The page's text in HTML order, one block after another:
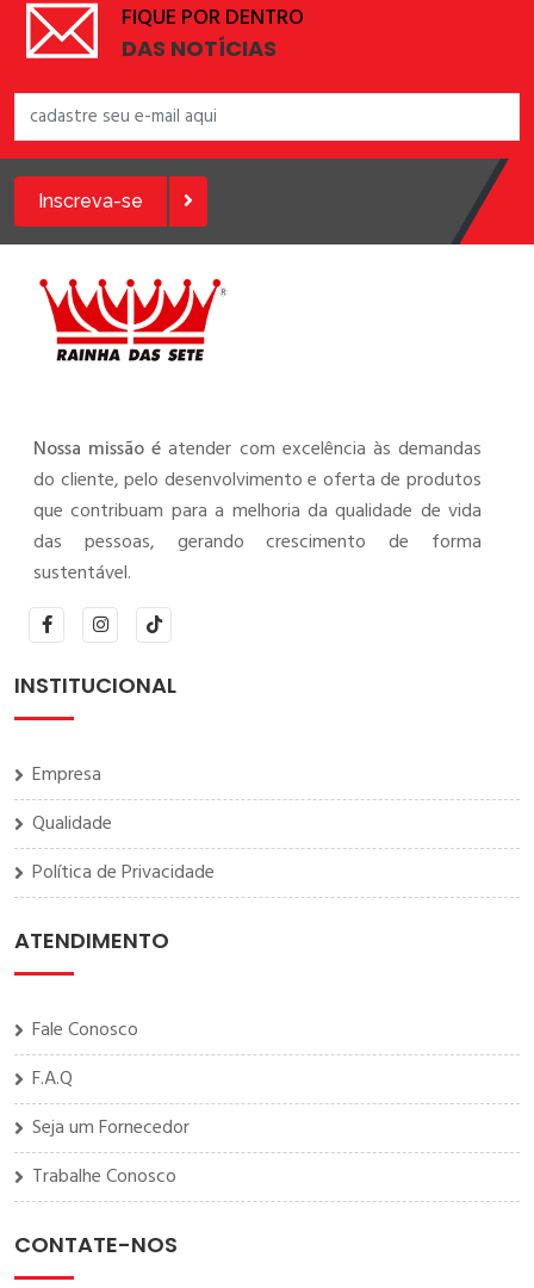
FIQUE POR DENTRO
DAS NOTÍCIAS
Inscreva-se
Nossa missão é atender com excelência às demandas
do cliente, pelo desenvolvimento e oferta de produtos
que contribuam para a melhoria da qualidade de vida
das pessoas, gerando crescimento de forma
sustentável.
INSTITUCIONAL
Empresa
Qualidade
Política de Privacidade
ATENDIMENTO
Fale Conosco
F.A.Q
Seja um Fornecedor
Trabalhe Conosco
CONTATE-NOS